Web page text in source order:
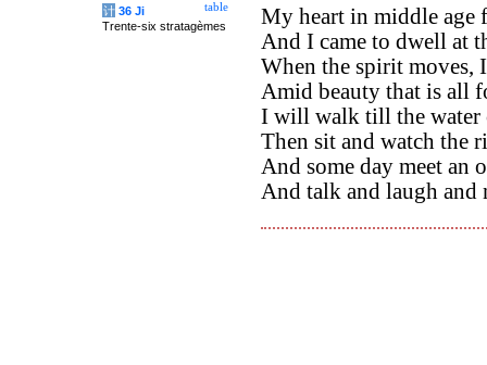
My heart in middle age
And I came to dwell at
When the spirit moves,
Amid beauty that is all
I will walk till the water
Then sit and watch the
And some day meet an
And talk and laugh and
table
计 36 Ji
Trente-six stratagèmes